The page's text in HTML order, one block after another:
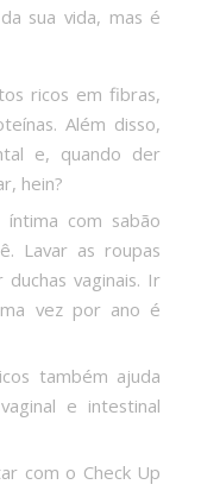
sua vida, mas é
ricos em fibras,
Além disso,
e, quando der
hein?
com sabão
Lavar as roupas
vaginais. Ir
vez por ano é
também ajuda
e intestinal
com o Check Up